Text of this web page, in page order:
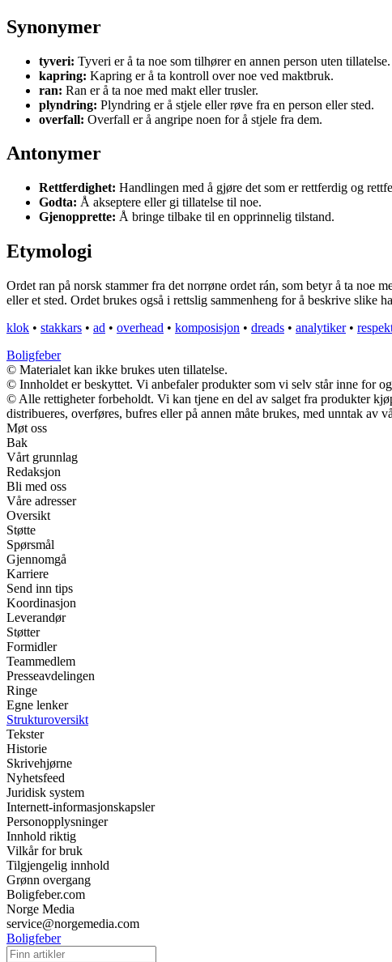
Synonymer
tyveri: Tyveri er å ta noe som tilhører en annen person uten tillatelse.
kapring: Kapring er å ta kontroll over noe ved maktbruk.
ran: Ran er å ta noe med makt eller trusler.
plyndring: Plyndring er å stjele eller røve fra en person eller sted.
overfall: Overfall er å angripe noen for å stjele fra dem.
Antonymer
Rettferdighet: Handlingen med å gjøre det som er rettferdig og
Godta: Å akseptere eller gi tillatelse til noe.
Gjenopprette: Å bringe tilbake til en opprinnelig tilstand.
Etymologi
Ordet ran på norsk stammer fra det norrøne ordet rán, som betyr å ta noe
eller et sted. Ordet brukes også i rettslig sammenheng for å beskrive slike
klok • stakkars • ad • overhead • komposisjon • dreads • analytiker•
Boligfeber
© Materialet kan ikke brukes uten tillatelse.
© Innholdet er beskyttet. Vi anbefaler produkter som vi selv står inne for
© Alle rettigheter forbeholdt. Vi kan tjene en del av salget fra produkter
distribueres, overføres, bufres eller på annen måte brukes, med unntak av
Møt oss
Bak
Vårt grunnlag
Redaksjon
Bli med oss
Våre adresser
Oversikt
Støtte
Spørsmål
Gjennomgå
Karriere
Send inn tips
Koordinasjon
Leverandør
Støtter
Formidler
Teammedlem
Presseavdelingen
Ringe
Egne lenker
Strukturoversikt
Tekster
Historie
Skrivehjørne
Nyhetsfeed
Juridisk system
Internett-informasjonskapsler
Personopplysninger
Innhold riktig
Vilkår for bruk
Tilgjengelig innhold
Grønn overgang
Boligfeber.com
Norge Media
service@norgemedia.com
Boligfeber